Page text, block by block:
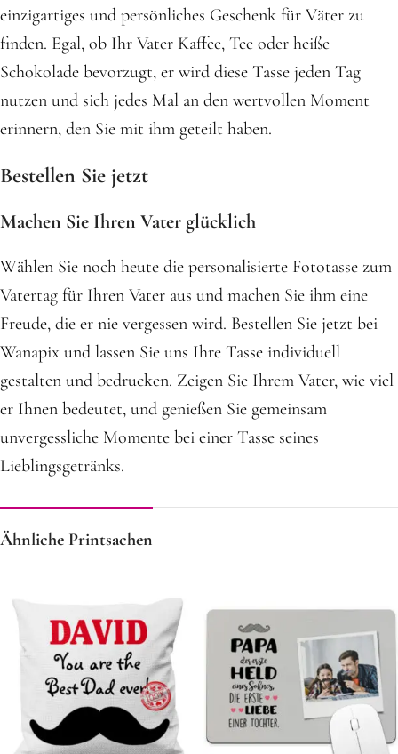
einzigartiges und persönliches Geschenk für Väter zu
finden. Egal, ob Ihr Vater Kaffee, Tee oder heiße
Schokolade bevorzugt, er wird diese Tasse jeden Tag
nutzen und sich jedes Mal an den wertvollen Moment
erinnern, den Sie mit ihm geteilt haben.
Bestellen Sie jetzt
Machen Sie Ihren Vater glücklich
Wählen Sie noch heute die personalisierte Fototasse zum
Vatertag für Ihren Vater aus und machen Sie ihm eine
Freude, die er nie vergessen wird. Bestellen Sie jetzt bei
Wanapix und lassen Sie uns Ihre Tasse individuell
gestalten und bedrucken. Zeigen Sie Ihrem Vater, wie viel
er Ihnen bedeutet, und genießen Sie gemeinsam
unvergessliche Momente bei einer Tasse seines
Lieblingsgetränks.
Ähnliche Printsachen